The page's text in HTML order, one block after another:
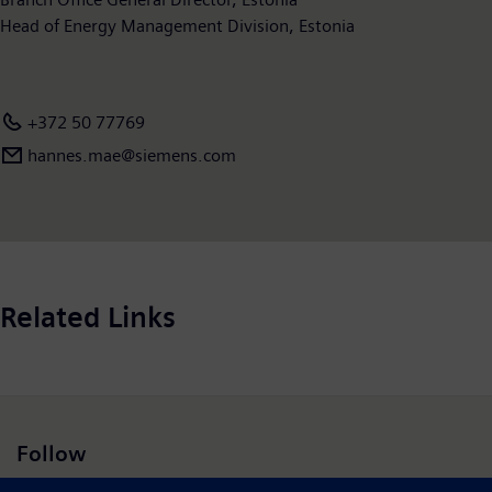
Head of Energy Management Division, Estonia
+372 50 77769
hannes.mae@siemens.com
Related Links
Follow